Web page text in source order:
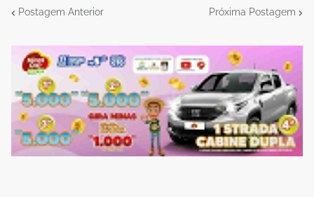
Postagem Anterior Próxima Postagem